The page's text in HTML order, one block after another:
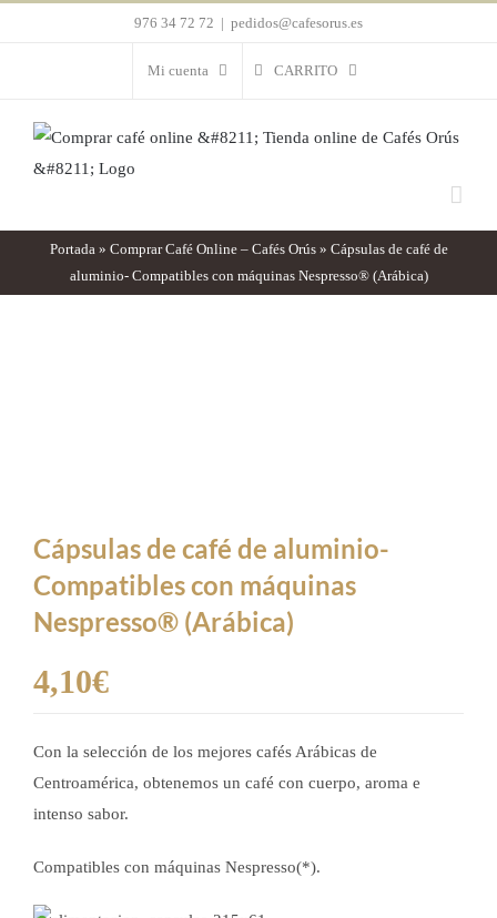
976 34 72 72 | pedidos@cafesorus.es
Mi cuenta CARRITO
Portada » Comprar Café Online – Cafés Orús» Cápsulas de café de
aluminio- Compatibles con máquinas Nespresso® (Arábica)
Cápsulas de café de aluminio-
Compatibles con máquinas
Nespresso® (Arábica)
4,10€
Con la selección de los mejores cafés Arábicas de
Centroamérica, obtenemos un café con cuerpo, aroma e
intenso sabor.
Compatibles con máquinas Nespresso(*).